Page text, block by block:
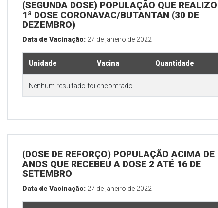
(SEGUNDA DOSE) POPULAÇÃO QUE
1ª DOSE CORONAVAC/BUTANTAN (30 DE
DEZEMBRO)
Data de Vacinação: 27 de janeiro de 2022
Unidade Vacina Quantidade
Nenhum resultado foi encontrado.
(DOSE DE REFORÇO) POPULAÇÃO ACIMA DE
ANOS QUE RECEBEU A DOSE 2 ATÉ 16 DE
SETEMBRO
Data de Vacinação: 27 de janeiro de 2022